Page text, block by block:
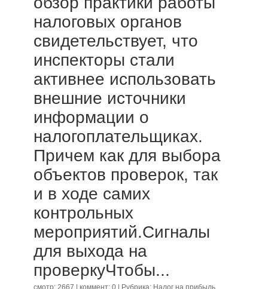
налоговых органов
свидетельствует, что
инспекторы стали
активнее использовать
внешние источники
информации о
налогоплательщиках.
Причем как для выбора
объектов проверок, так
и в ходе самих
контрольных
мероприятий.Сигналы
для выхода на
проверкуЧтобы...
смотр: 2667 | коммент: 0 | Рубрика: Налог на прибыль